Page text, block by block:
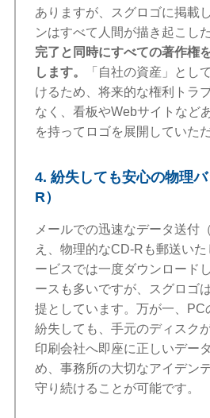
ありますが、スグロゴに掲載
ンはすべて人間が描き起こし
完了と同時にすべての著作権
します。
「自社の資産」とし
けるため、将来的な権利トラ
なく、看板やWebサイトなど
を持ってロゴを展開していた
4. 紛失しても安心の物理
R）
メールでの迅速なデータ送付
え、物理的なCD-Rも郵送い
ービスでは一度ダウンロード
ースも多いですが、スグロゴ
提としています。万が一、PC
紛失しても、手元のディスク
印刷会社へ即座に正しいデー
め、事務所の大切なアイデン
守り続けることが可能です。